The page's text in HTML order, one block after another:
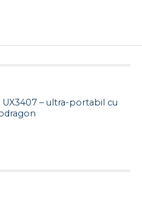
– ultra-portabil cu